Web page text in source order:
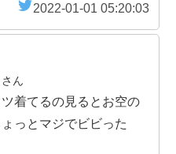
2022-01-01 05:20:03
さん
着てるの見るとお空の
っとマジでビビった